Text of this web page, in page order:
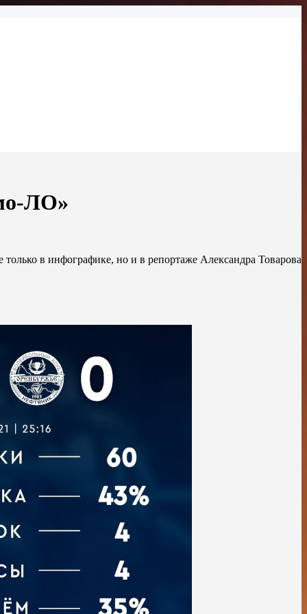
ЛО»
в инфографике, но и в репортаже Александра Товарова